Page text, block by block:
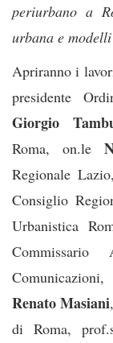
periurbano a
urbana e
Apriranno i
presidente
Giorgio
Roma, on.le
Regionale
Consiglio
Urbanistica
Renato Masiani
di Roma,